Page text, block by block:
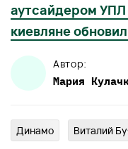
аутсайдером
киевляне
Автор:
Мария
Динамо Виталий